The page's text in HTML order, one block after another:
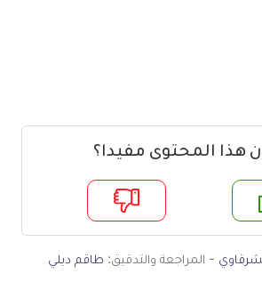
هذا المحتوى مفيدا؟
- المراجعة والتدقيق: طاقم ديلي